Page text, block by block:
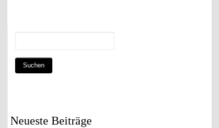
Neueste Beiträge